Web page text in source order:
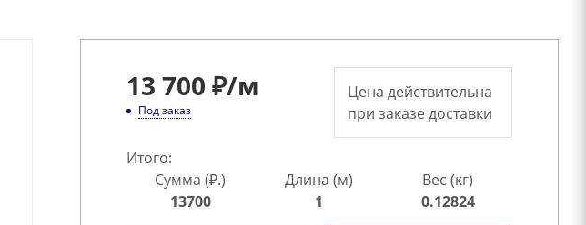
13 700 ₽/м
Под заказ
Цена действительна
при заказе доставки
Итого:
Сумма (₽.)
13700
Длина (м)
1
Вес (кг)
0.12824